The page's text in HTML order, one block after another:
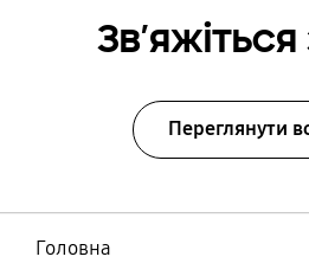
Переглянути
Головна